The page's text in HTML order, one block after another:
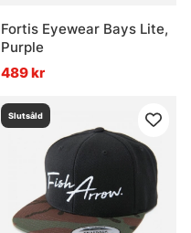
Fortis Eyewear Bays Lite,
Purple
489 kr
Slutsåld